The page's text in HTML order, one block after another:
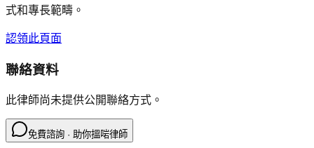
式和專長範疇。
認領此頁面
聯絡資料
此律師尚未提供公開聯絡方式。
免費諮詢 · 助你搵啱律師